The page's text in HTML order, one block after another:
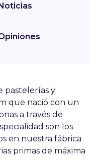
pastelerías y
que nació con un
a través de
son los
en nuestra fábrica
primas de máxima